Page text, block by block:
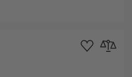
Aggiungi alla Lista
Aggiungi al